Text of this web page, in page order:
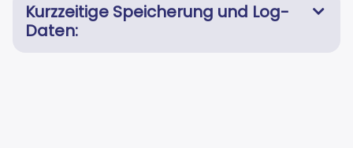
Kurzzeitige Speicherung und Log-
Daten: